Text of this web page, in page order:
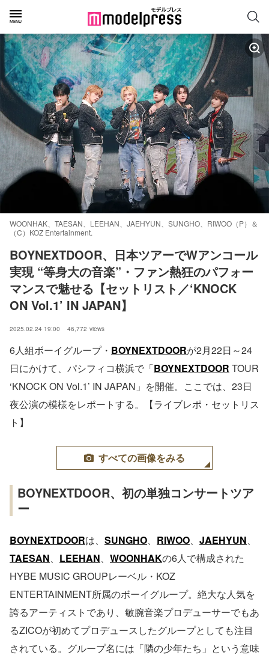
WOONHAK、TAESAN、LEEHAN、JAEHYUN、SUNGHO、RIWOO（P）＆
（C）KOZ Entertainment.
BOYNEXTDOOR、日本ツアーでWアンコール
実現 “等身大の音楽”・ファン熱狂のパフォー
マンスで魅せる【セットリスト／‘KNOCK
ON Vol.1’ IN JAPAN】
2025.02.24 19:00 46,772 views
6人組ボーイグループ・ BOYNEXTDOORが2月22日～24
日にかけて、パシフィコ横浜で「BOYNEXTDOOR TOUR
‘KNOCK ON Vol.1’ IN JAPAN」を開催。ここでは、23日
夜公演の模様をレポートする。【ライブレポ・セットリス
ト】
すべての画像をみる
BOYNEXTDOOR、初の単独コンサートツア
ー
BOYNEXTDOORは、 SUNGHO、 RIWOO、 JAEHYUN、
TAESAN、 LEEHAN、 WOONHAKの6人で構成された
HYBE MUSIC GROUPレーベル・KOZ
ENTERTAINMENT所属のボーイグループ。絶大な人気を
誇るアーティストであり、敏腕音楽プロデューサーでもあ
るZICOが初めてプロデュースしたグループとしても注目
されている。グループ名には「隣の少年たち」という意味